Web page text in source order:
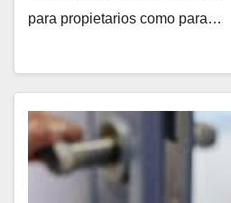
para propietarios como para…